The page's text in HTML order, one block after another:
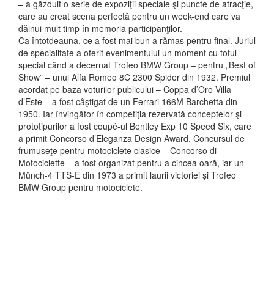
– a găzduit o serie de expoziţii speciale şi puncte de atracţie,
care au creat scena perfectă pentru un week-end care va
dăinui mult timp în memoria participanţilor.
Ca întotdeauna, ce a fost mai bun a rămas pentru final. Juriul
de specialitate a oferit evenimentului un moment cu totul
special când a decernat Trofeo BMW Group – pentru „Best of
Show” – unui Alfa Romeo 8C 2300 Spider din 1932. Premiul
acordat pe baza voturilor publicului – Coppa d’Oro Villa
d’Este – a fost câştigat de un Ferrari 166M Barchetta din
1950. Iar învingător în competiţia rezervată conceptelor şi
prototipurilor a fost coupé-ul Bentley Exp 10 Speed Six, care
a primit Concorso d’Eleganza Design Award. Concursul de
frumuseţe pentru motociclete clasice – Concorso di
Motociclette – a fost organizat pentru a cincea oară, iar un
Münch-4 TTS-E din 1973 a primit laurii victoriei şi Trofeo
BMW Group pentru motociclete.